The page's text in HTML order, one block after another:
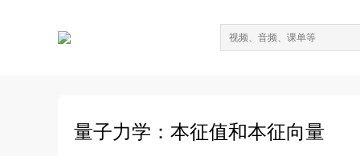
量子力学：本征值和本征向量